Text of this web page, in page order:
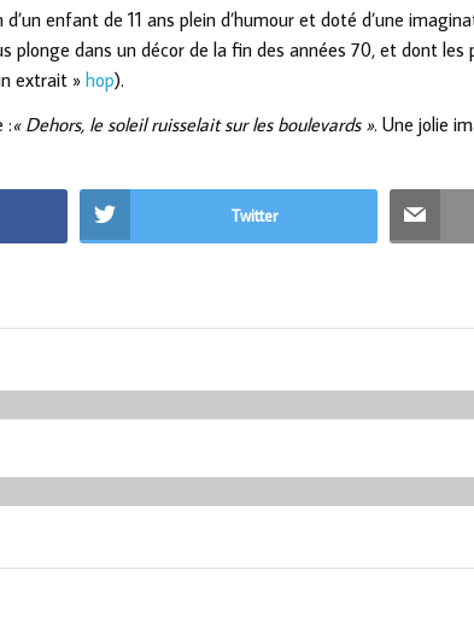
enfant de 11 ans plein d’humour et doté d’une
plonge dans un décor de la fin des années 70, et dont
extrait » hop).
:« Dehors, le soleil ruisselait sur les boulevards ». Une jolie
Twitter